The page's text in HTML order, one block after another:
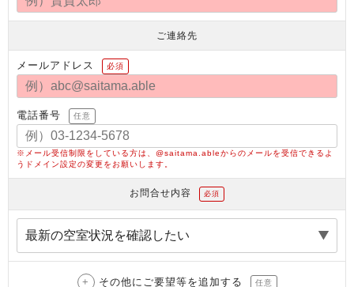
ご連絡先
メールアドレス 必須
電話番号 任意
※メール受信制限をしている方は、@saitama.ableからのメールを受信できるよ
うドメイン設定の変更をお願いします。
お問合せ内容 必須
その他にご要望等を追加する 任意